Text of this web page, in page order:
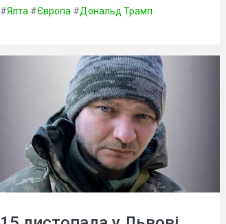
#Ялта #Європа #Дональд Трамп